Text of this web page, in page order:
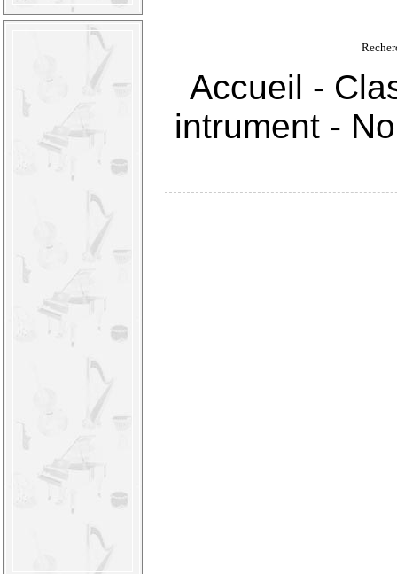
Accueil -
intrument-